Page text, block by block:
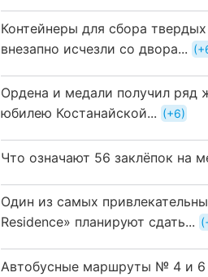
Контейнеры для сбора
внезапно исчезли со двора...
Ордена и медали получил ряд
юбилею Костанайской...
+6
Что означают 56 заклёпок на
Один из самых
Residence» планируют сдать...
Автобусные маршруты № 4 и 6